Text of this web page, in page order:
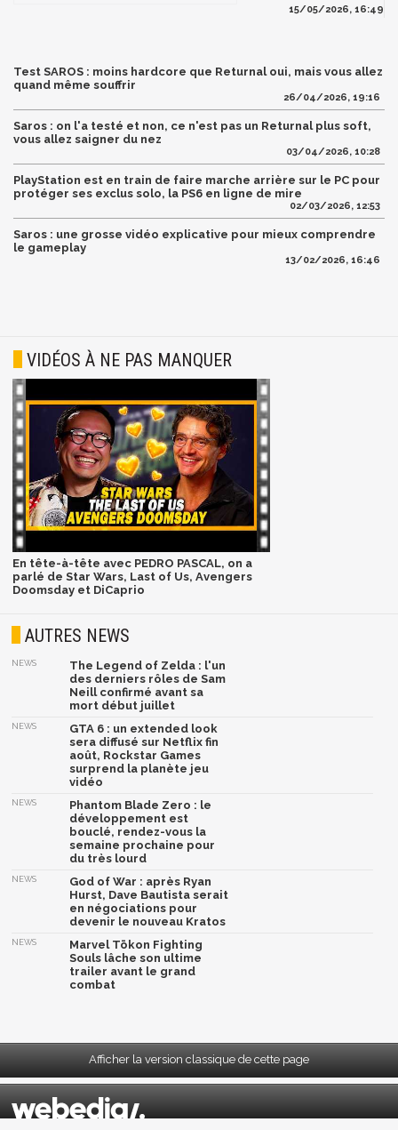
15/05/2026, 16:49
Test SAROS : moins hardcore que Returnal oui, mais vous allez
quand même souffrir
26/04/2026, 19:16
Saros : on l'a testé et non, ce n'est pas un Returnal plus soft,
vous allez saigner du nez
03/04/2026, 10:28
PlayStation est en train de faire marche arrière sur le PC pour
protéger ses exclus solo, la PS6 en ligne de mire
02/03/2026, 12:53
Saros : une grosse vidéo explicative pour mieux comprendre
le gameplay
13/02/2026, 16:46
VIDÉOS À NE PAS MANQUER
En tête-à-tête avec PEDRO PASCAL, on a
parlé de Star Wars, Last of Us, Avengers
Doomsday et DiCaprio
AUTRES NEWS
NEWS
The Legend of Zelda : l'un
des derniers rôles de Sam
Neill confirmé avant sa
mort début juillet
NEWS
GTA 6 : un extended look
sera diffusé sur Netflix fin
août, Rockstar Games
surprend la planète jeu
vidéo
NEWS
Phantom Blade Zero : le
développement est
bouclé, rendez-vous la
semaine prochaine pour
du très lourd
NEWS
God of War : après Ryan
Hurst, Dave Bautista serait
en négociations pour
devenir le nouveau Kratos
NEWS
Marvel Tōkon Fighting
Souls lâche son ultime
trailer avant le grand
combat
Afficher la version classique de cette page